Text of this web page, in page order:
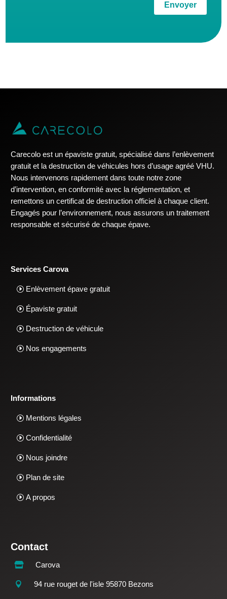
Envoyer
Carecolo est un épaviste gratuit, spécialisé dans l’enlèvement
gratuit et la destruction de véhicules hors d’usage agréé VHU.
Nous intervenons rapidement dans toute notre zone
d’intervention, en conformité avec la réglementation, et
remettons un certificat de destruction officiel à chaque client.
Engagés pour l’environnement, nous assurons un traitement
responsable et sécurisé de chaque épave.
Services Carova
Enlèvement épave gratuit
Épaviste gratuit
Destruction de véhicule
Nos engagements
Informations
Mentions légales
Confidentialité
Nous joindre
Plan de site
A propos
Contact
 Carova
 94 rue rouget de l'isle 95870 Bezons